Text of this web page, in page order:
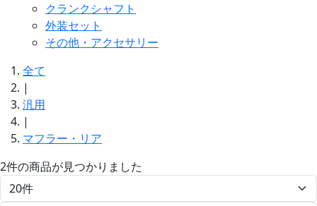
クランクシャフト
外装セット
その他・アクセサリー
全て
|
汎用
|
マフラー・リア
2件の商品が見つかりました